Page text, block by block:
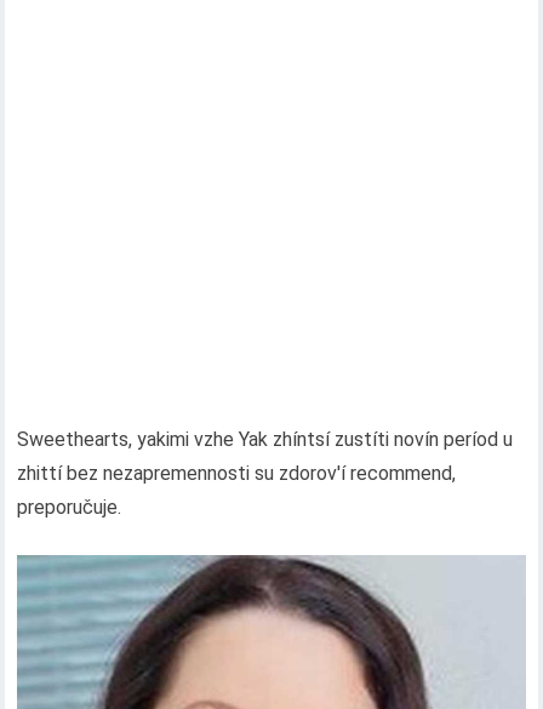
Sweethearts, yakimi vzhe Yak zhíntsí zustíti novín períod u
zhittí bez nezapremennosti su zdorov'í recommend,
preporučuje.